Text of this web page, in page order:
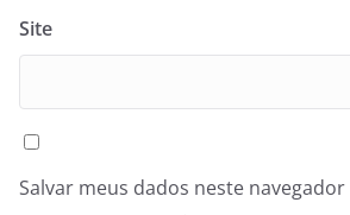
Site
Salvar meus dados neste